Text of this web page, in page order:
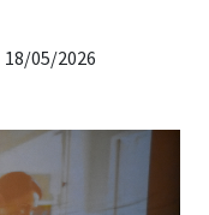
18/05/2026